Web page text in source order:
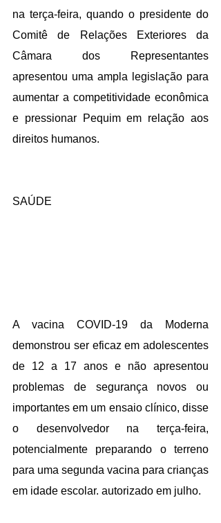
na terça-feira, quando o presidente do
Comitê de Relações Exteriores da
Câmara dos Representantes
apresentou uma ampla legislação para
aumentar a competitividade econômica
e pressionar Pequim em relação aos
direitos humanos.
SAÚDE
A vacina COVID-19 da Moderna
demonstrou ser eficaz em adolescentes
de 12 a 17 anos e não apresentou
problemas de segurança novos ou
importantes em um ensaio clínico, disse
o desenvolvedor na terça-feira,
potencialmente preparando o terreno
para uma segunda vacina para crianças
em idade escolar. autorizado em julho.